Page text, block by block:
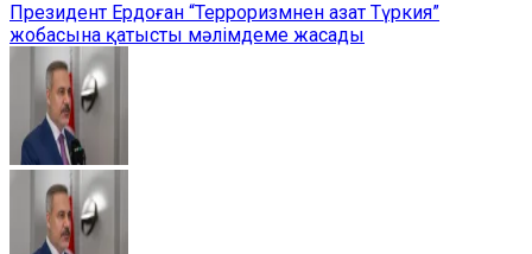
Президент Ердоған “Терроризмнен азат Түркия”
жобасына қатысты мәлімдеме жасады